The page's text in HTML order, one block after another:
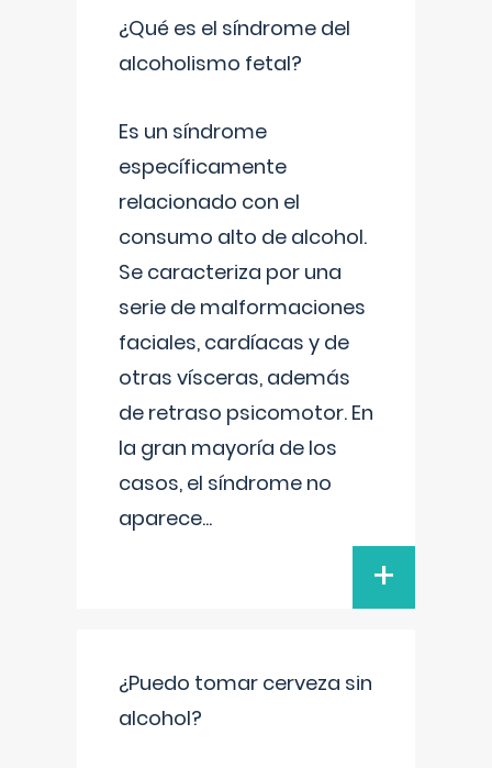
¿Qué es el síndrome del
alcoholismo fetal?
Es un síndrome
específicamente
relacionado con el
consumo alto de alcohol.
Se caracteriza por una
serie de malformaciones
faciales, cardíacas y de
otras vísceras, además
de retraso psicomotor. En
la gran mayoría de los
casos, el síndrome no
aparece...
+
¿Puedo tomar cerveza sin
alcohol?